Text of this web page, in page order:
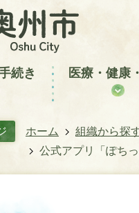
続き 医療・健康
ホーム 組織から探
公式アプリ「ぽち